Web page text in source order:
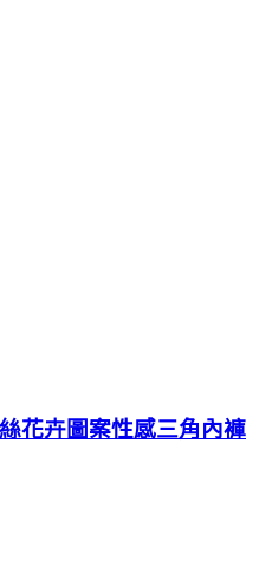
花卉圖案性感三角內褲